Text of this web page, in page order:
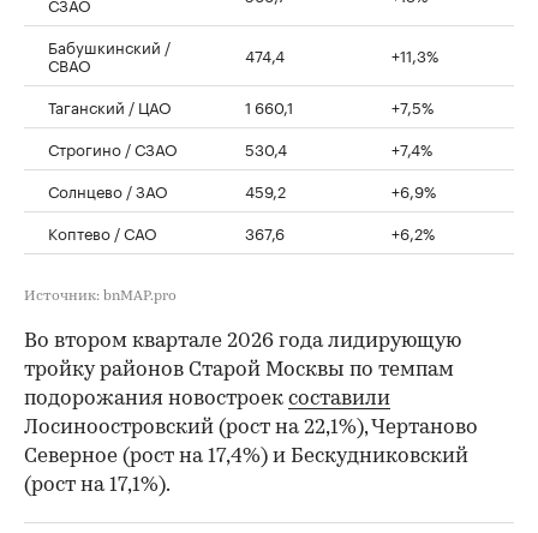
Бабушкинский /
СВАО 474,4 +11,3%
Таганский / ЦАО 1 660,1
+7,5%
Строгино / СЗАО
530,4
+7,4%
Солнцево / ЗАО
459,2
+6,9%
Коптево / САО
367,6 +6,2%
Источник: bnMAP.pro
Во втором квартале 2026 года лидирующую
тройку районов Старой Москвы по темпам
подорожания новостроек составили
Лосиноостровский (рост на 22,1%), Чертаново
Северное (рост на 17,4%) и Бескудниковский
(рост на 17,1%).